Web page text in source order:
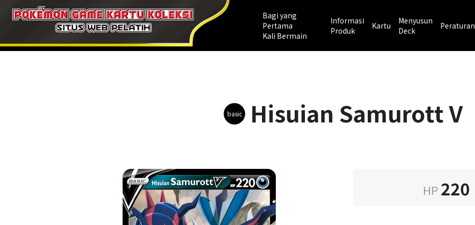
Bagi yang
Pertama
Kali Bermain
Informasi
Produk
Kartu
Menyusun
Deck
Peraturan
basic Hisuian Samurott V
HP 220